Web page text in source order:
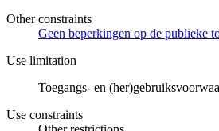
Other constraints
Geen beperkingen op de publieke
Use limitation
Toegangs- en
Use constraints